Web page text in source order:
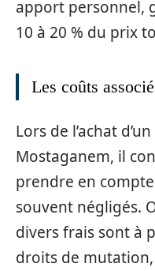
apport personnel,
10 à 20 % du prix
Les coûts
Lors de l’achat
Mostaganem, il
prendre en
souvent négligés.
divers frais sont à
droits de mutation,